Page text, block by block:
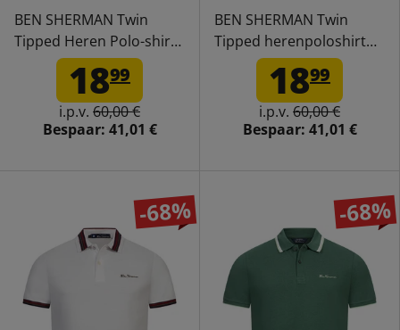
BEN SHERMAN Twin
Tipped Heren Polo-shirt
0076270NR-Teal
1899
i.p.v. 60,00 €
Bespaar: 41,01 €
BEN SHERMAN Twin
Tipped herenpoloshirt
0076270NR-RED
1899
i.p.v. 60,00 €
Bespaar: 41,01 €
-68% -68%